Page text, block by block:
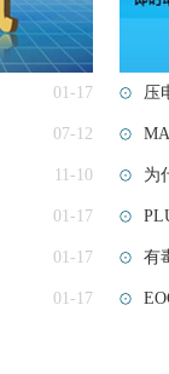
01-17
07-12
11-10
01-17
01-17
01-17
压
为
有